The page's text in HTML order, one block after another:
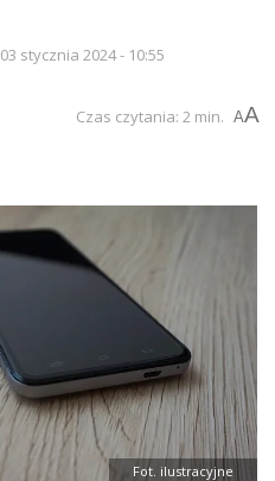
03 stycznia 2024 - 10:55
Czas czytania: 2 min. AA
Fot. ilustracyjne